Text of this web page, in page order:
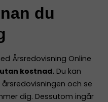
du
Årsredovisning Online
kostnad. Du kan
och se
dig. Dessutom ingår